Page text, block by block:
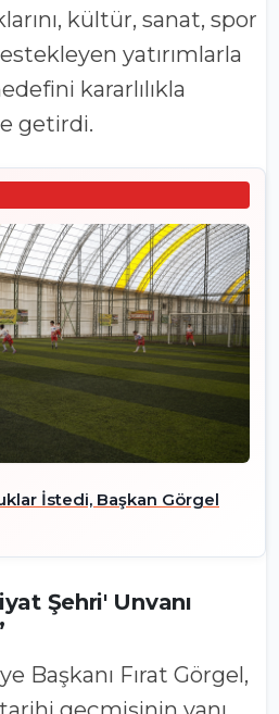
kültür, sanat, spor
yatırımlarla
kararlılıkla
getirdi.
İstedi, Başkan Görgel
Şehri' Unvanı
Başkanı Fırat Görgel,